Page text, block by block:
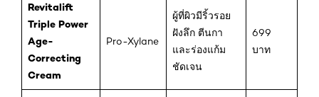
Revitalift
Triple Power
Age-
Correcting
Cream
Pro-Xylane
ผู้ที่ผิวมีริ้วรอย
ฝังลึก ตีนกา
และร่องแก้ม
ชัดเจน
699
บาท